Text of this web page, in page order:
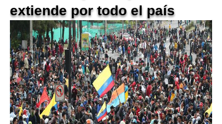
extiende por todo el país